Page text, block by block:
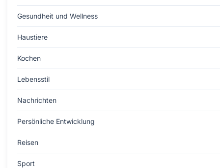
Gesundheit und Wellness
Haustiere
Kochen
Lebensstil
Nachrichten
Persönliche Entwicklung
Reisen
Sport